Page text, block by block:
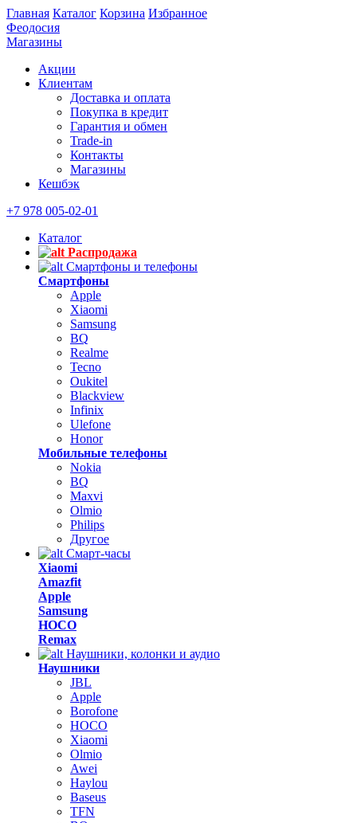
Главная Каталог Корзина Избранное
Феодосия
Магазины
Акции
Клиентам
Доставка и оплата
Покупка в кредит
Гарантия и обмен
Trade-in
Контакты
Магазины
Кешбэк
+7 978 005-02-01
Каталог
Распродажа
Смартфоны и телефоны
Смартфоны
Apple
Xiaomi
Samsung
BQ
Realme
Tecno
Oukitel
Blackview
Infinix
Ulefone
Honor
Мобильные телефоны
Nokia
BQ
Maxvi
Olmio
Philips
Другое
Смарт-часы
Xiaomi
Amazfit
Apple
Samsung
HOCO
Remax
Наушники, колонки и аудио
Наушники
JBL
Apple
Borofone
HOCO
Xiaomi
Olmio
Awei
Haylou
Baseus
TFN